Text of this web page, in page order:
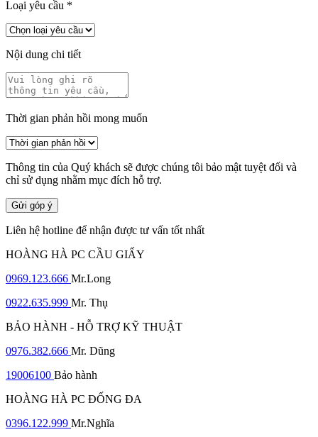
Loại yêu cầu *
Nội dung chi tiết
Thời gian phản hồi mong muốn
Thông tin của Quý khách sẽ được chúng tôi bảo mật tuyệt đối và
chỉ sử dụng nhằm mục đích hỗ trợ.
Gửi góp ý
Liên hệ hotline để nhận được tư vấn tốt nhất
HOÀNG HÀ PC CẦU GIẤY
0969.123.666 Mr.Long
0922.635.999 Mr. Thụ
BẢO HÀNH - HỖ TRỢ KỸ THUẬT
0976.382.666 Mr. Dũng
19006100 Bảo hành
HOÀNG HÀ PC ĐỐNG ĐA
0396.122.999 Mr.Nghĩa